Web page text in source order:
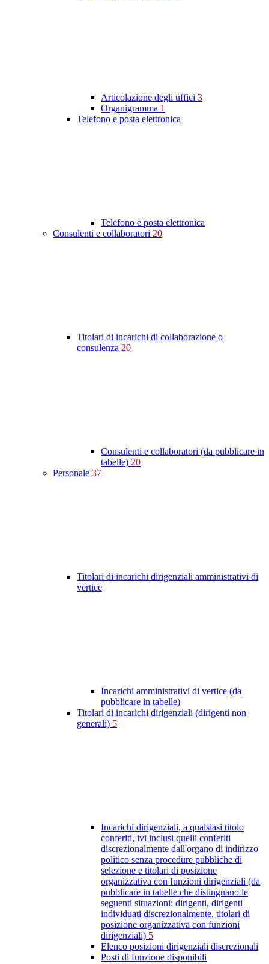
Articolazione degli uffici 3
Organigramma 1
Telefono e posta elettronica
Telefono e posta elettronica
Consulenti e collaboratori 20
Titolari di incarichi di collaborazione o
consulenza 20
Consulenti e collaboratori (da pubblicare in
tabelle) 20
Personale 37
Titolari di incarichi dirigenziali amministrativi di
vertice
Incarichi amministrativi di vertice (da
pubblicare in tabelle)
Titolari di incarichi dirigenziali (dirigenti non
generali) 5
Incarichi dirigenziali, a qualsiasi titolo
conferiti, ivi inclusi quelli conferiti
discrezionalmente dall'organo di indirizzo
politico senza procedure pubbliche di
selezione e titolari di posizione
organizzativa con funzioni dirigenziali (da
pubblicare in tabelle che distinguano le
seguenti situazioni: dirigenti, dirigenti
individuati discrezionalmente, titolari di
posizione organizzativa con funzioni
dirigenziali) 5
Elenco posizioni dirigenziali discrezionali
Posti di funzione disponibili